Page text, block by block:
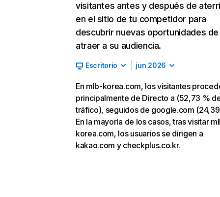
visitantes antes y después de
en el sitio de tu competidor para
descubrir nuevas oportunidades de
atraer a su audiencia.
Escritorio jun 2026
En mlb-korea.com, los visitantes
principalmente de Directo a (52,73 %
tráfico), seguidos de google.com
En la mayoría de los casos, tras visitar
korea.com, los usuarios se dirigen a
kakao.com y checkplus.co.kr.